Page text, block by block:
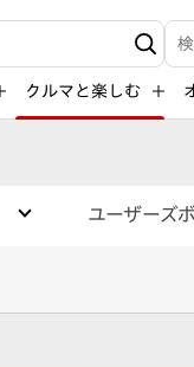
検
クルマと楽しむ
ユーザーズ